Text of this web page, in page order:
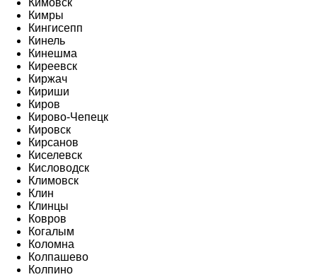
Кимовск
Кимры
Кингисепп
Кинель
Кинешма
Киреевск
Киржач
Кириши
Киров
Кирово-Чепецк
Кировск
Кирсанов
Киселевск
Кисловодск
Климовск
Клин
Клинцы
Ковров
Когалым
Коломна
Колпашево
Колпино